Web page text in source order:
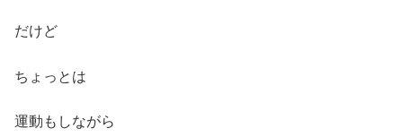
だけど
ちょっとは
運動もしながら